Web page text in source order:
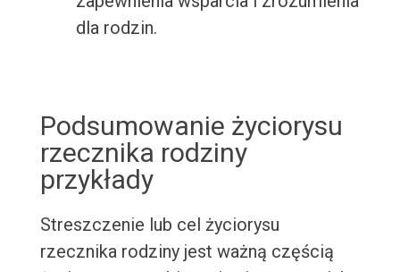
dla rodzin.
Podsumowanie życiorysu
rzecznika rodziny
przykłady
Streszczenie lub cel życiorysu
rzecznika rodziny jest ważną częścią